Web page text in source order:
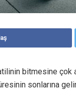
bitmesine çok
sonlarına